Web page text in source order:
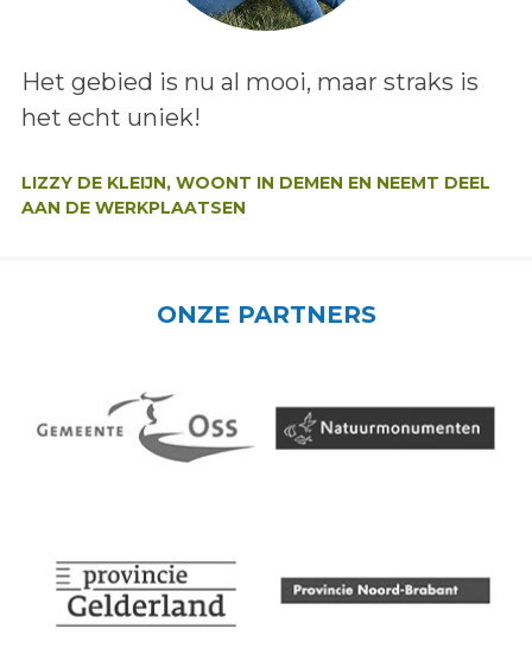
Lees het bericht:
Het gebied is nu al mooi, maar straks is
het echt uniek!
LIZZY DE KLEIJN, WOONT IN DEMEN EN NEEMT DEEL
AAN DE WERKPLAATSEN
ONZE PARTNERS